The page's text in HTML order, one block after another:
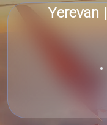
هتل رزیدنت ایروان | Yerevan